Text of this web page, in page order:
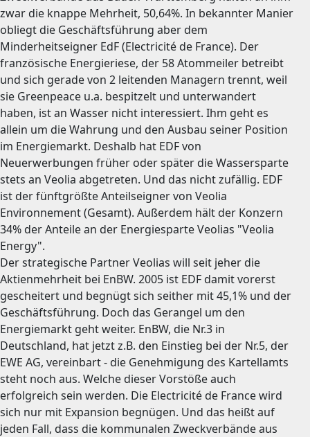
zwar die knappe Mehrheit, 50,64%. In bekannter Manier
obliegt die Geschäftsführung aber dem
Minderheitseigner EdF (Electricité de France). Der
französische Energieriese, der 58 Atommeiler betreibt
und sich gerade von 2 leitenden Managern trennt, weil
sie Greenpeace u.a. bespitzelt und unterwandert
haben, ist an Wasser nicht interessiert. Ihm geht es
allein um die Wahrung und den Ausbau seiner Position
im Energiemarkt. Deshalb hat EDF von
Neuerwerbungen früher oder später die Wassersparte
stets an Veolia abgetreten. Und das nicht zufällig. EDF
ist der fünftgrößte Anteilseigner von Veolia
Environnement (Gesamt). Außerdem hält der Konzern
34% der Anteile an der Energiesparte Veolias "Veolia
Energy".
Der strategische Partner Veolias will seit jeher die
Aktienmehrheit bei EnBW. 2005 ist EDF damit vorerst
gescheitert und begnügt sich seither mit 45,1% und der
Geschäftsführung. Doch das Gerangel um den
Energiemarkt geht weiter. EnBW, die Nr.3 in
Deutschland, hat jetzt z.B. den Einstieg bei der Nr.5, der
EWE AG, vereinbart - die Genehmigung des Kartellamts
steht noch aus. Welche dieser Vorstöße auch
erfolgreich sein werden. Die Electricité de France wird
sich nur mit Expansion begnügen. Und das heißt auf
jeden Fall, dass die kommunalen Zweckverbände aus